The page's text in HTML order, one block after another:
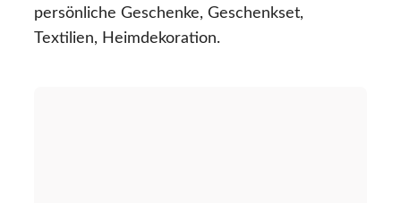
persönliche Geschenke, Geschenkset,
Textilien, Heimdekoration.